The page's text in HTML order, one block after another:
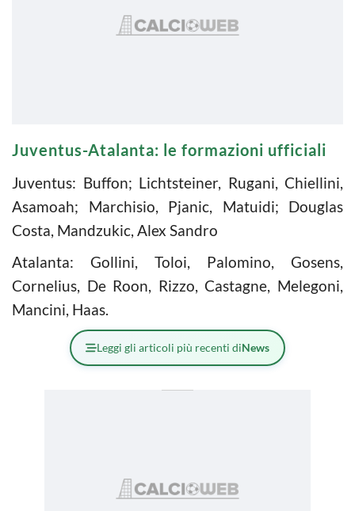
Juventus-Atalanta: le formazioni ufficiali
Juventus: Buffon; Lichtsteiner, Rugani, Chiellini,
Asamoah; Marchisio, Pjanic, Matuidi; Douglas
Costa, Mandzukic, Alex Sandro
Atalanta: Gollini, Toloi, Palomino, Gosens,
Cornelius, De Roon, Rizzo, Castagne, Melegoni,
Mancini, Haas.
Leggi gli articoli più recenti diNews